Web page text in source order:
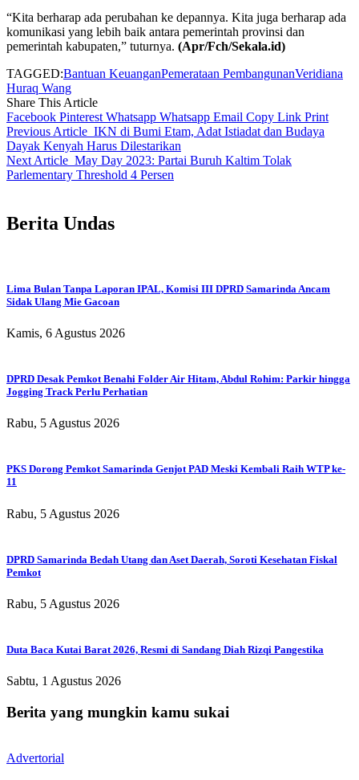
“Kita berharap ada perubahan ke depannya. Kita juga berharap ada
komunikasi yang lebih baik antara pemerintah provinsi dan
pemerintah kabupaten,” tuturnya. (Apr/Fch/Sekala.id)
TAGGED:Bantuan KeuanganPemerataan PembangunanVeridiana
Huraq Wang
Share This Article
Facebook Pinterest Whatsapp Whatsapp Email Copy Link Print
Previous Article IKN di Bumi Etam, Adat Istiadat dan Budaya
Dayak Kenyah Harus Dilestarikan
Next Article May Day 2023: Partai Buruh Kaltim Tolak
Parlementary Threshold 4 Persen
Berita Undas
Lima Bulan Tanpa Laporan IPAL, Komisi III DPRD Samarinda Ancam
Sidak Ulang Mie Gacoan
Kamis, 6 Agustus 2026
DPRD Desak Pemkot Benahi Folder Air Hitam, Abdul Rohim: Parkir hingga
Jogging Track Perlu Perhatian
Rabu, 5 Agustus 2026
PKS Dorong Pemkot Samarinda Genjot PAD Meski Kembali Raih WTP ke-
11
Rabu, 5 Agustus 2026
DPRD Samarinda Bedah Utang dan Aset Daerah, Soroti Kesehatan Fiskal
Pemkot
Rabu, 5 Agustus 2026
Duta Baca Kutai Barat 2026, Resmi di Sandang Diah Rizqi Pangestika
Sabtu, 1 Agustus 2026
Berita yang mungkin kamu sukai
Advertorial